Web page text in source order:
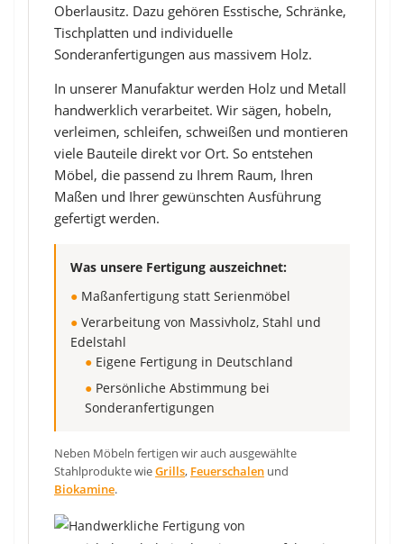
Oberlausitz. Dazu gehören Esstische, Schränke,
Tischplatten und individuelle
Sonderanfertigungen aus massivem Holz.
In unserer Manufaktur werden Holz und Metall
handwerklich verarbeitet. Wir sägen, hobeln,
verleimen, schleifen, schweißen und montieren
viele Bauteile direkt vor Ort. So entstehen
Möbel, die passend zu Ihrem Raum, Ihren
Maßen und Ihrer gewünschten Ausführung
gefertigt werden.
Was unsere Fertigung auszeichnet:
● Maßanfertigung statt Serienmöbel
● Verarbeitung von Massivholz, Stahl und
Edelstahl
● Eigene Fertigung in Deutschland
● Persönliche Abstimmung bei
Sonderanfertigungen
Neben Möbeln fertigen wir auch ausgewählte
Stahlprodukte wieGrills, Feuerschalen und
Biokamine.